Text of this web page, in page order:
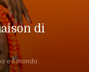
di
e il mondo.